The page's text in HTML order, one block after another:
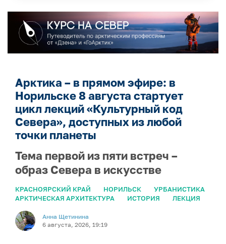
Арктика – в прямом эфире: в
Норильске 8 августа стартует
цикл лекций «Культурный код
Севера», доступных из любой
точки планеты
Тема первой из пяти встреч –
образ Севера в искусстве
КРАСНОЯРСКИЙ КРАЙ НОРИЛЬСК
УРБАНИСТИКА
АРКТИЧЕСКАЯ АРХИТЕКТУРА
ИСТОРИЯ ЛЕКЦИЯ
Анна Щетинина
6 августа, 2026, 19:19